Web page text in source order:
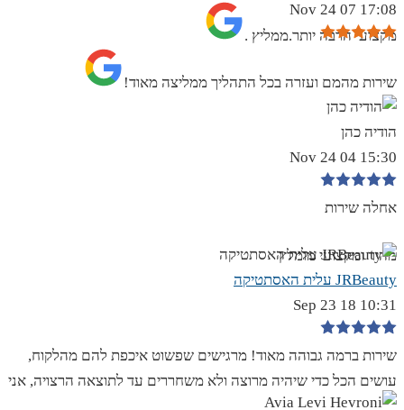
מקצועי הרבה יותר.ממליץ .
17:08 07 Nov 24
שירות מהמם ועזרה בכל התהליך ממליצה מאוד!
הודיה כהן
15:30 04 Nov 24
אחלה שירות
מהיר ומקצועי מומלץ
JRBeauty עלית האסתטיקה
10:31 18 Sep 23
שירות ברמה גבוהה מאוד! מרגישים שפשוט איכפת להם מהלקוח,
עושים הכל כדי שיהיה מרוצה ולא משחררים עד לתוצאה הרצויה, אני